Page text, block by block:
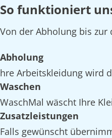
So funktioniert
Von der Abholung bis
Abholung
hre Arbeitskleidung wird
Waschen
WaschMal wäscht Ihre
Zusatzleistungen
Falls gewünscht